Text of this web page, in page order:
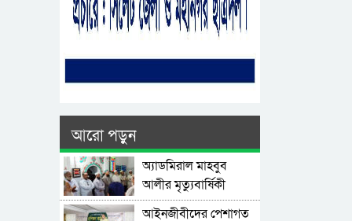
আরো পড়ুন
অ্যাডমিরাল মাহবুব
আলীর মৃত্যুবার্ষিকী
উপলক্ষে দোয়া মাহফিল
‎আইনজীবীদের পেশাগত